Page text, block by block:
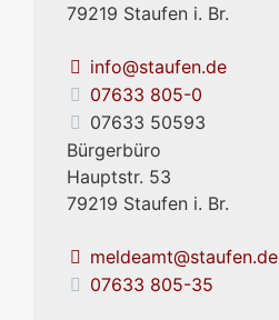
79219 Staufen i. Br.
info@staufen.de
07633 805-0
07633 50593
Bürgerbüro
Hauptstr. 53
79219 Staufen i. Br.
meldeamt@staufen.de
07633 805-35